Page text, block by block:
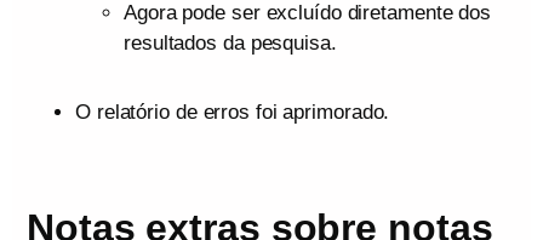
Agora pode ser excluído diretamente dos
resultados da pesquisa.
O relatório de erros foi aprimorado.
Notas extras sobre notas